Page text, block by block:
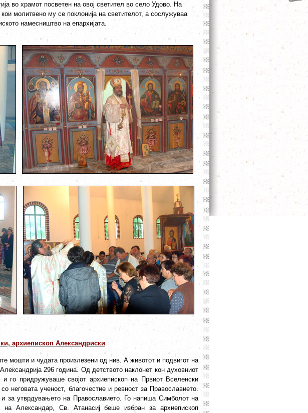
во храмот посветен на овој светител во село Удово. На
молитвено му се поклонија на светителот, а сослужуваа
намесништво на епархијата.
архиепископ Александриски
мошти и чудата произлезени од нив. А животот и подвигот на
296 година. Од детството наклонет кон духовниот
го придружуваше својот архиепископ на Првиот Вселенски
неговата ученост, благочестие и ревност за Православието.
за утврдувањето на Православието. Го напиша Симболот на
Александар, Св. Атанасиј беше избран за архиепископ